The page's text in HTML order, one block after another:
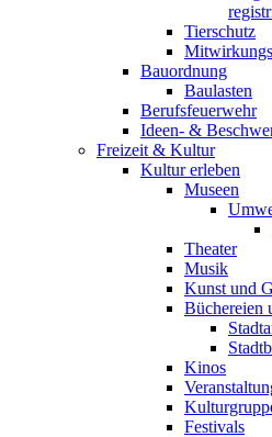
Tierschutz
Bauordnung
Baulasten
Berufsfeuerwehr
Ideen- &
Freizeit & Kultur
Kultur erleben
Museen
Theater
Musik
Kunst und
Büchereien
Kinos
Festivals